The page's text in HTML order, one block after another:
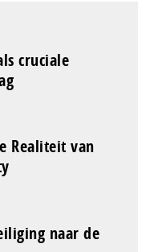
cruciale
Realiteit van
naar de